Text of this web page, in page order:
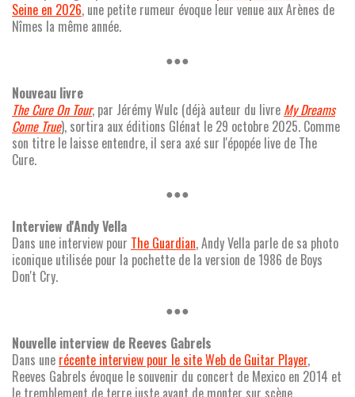
Seine en 2026, une petite rumeur évoque leur venue aux Arènes de
Nîmes la même année.
●●●
Nouveau livre
The Cure On Tour, par Jérémy Wulc (déjà auteur du livre My Dreams
Come True), sortira aux éditions Glénat le 29 octobre 2025. Comme
son titre le laisse entendre, il sera axé sur l'épopée live de The
Cure.
●●●
Interview d'Andy Vella
Dans une interview pour The Guardian, Andy Vella parle de sa photo
iconique utilisée pour la pochette de la version de 1986 de Boys
Don't Cry.
●●●
Nouvelle interview de Reeves Gabrels
Dans une récente interview pour le site Web de Guitar Player,
Reeves Gabrels évoque le souvenir du concert de Mexico en 2014 et
le tremblement de terre juste avant de monter sur scène.